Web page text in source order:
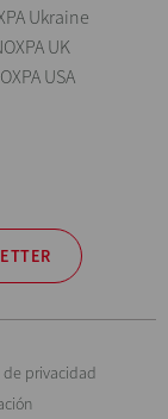
Ukraine
UK
USA
de privacidad